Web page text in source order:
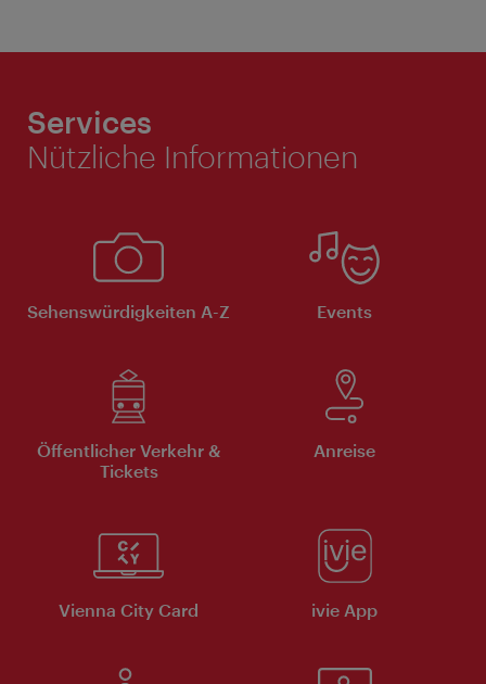
Services
Nützliche Informationen
Sehenswürdigkeiten A-Z Events
Öffentlicher Verkehr &
Tickets
Anreise
Vienna City Card ivie App